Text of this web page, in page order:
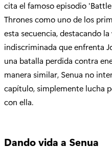
cita el famoso episodio
Thrones como uno de los
esta secuencia, destacando
indiscriminada que enfrenta
una batalla perdida contra
manera similar, Senua no
capítulo, simplemente lucha
con ella.
Dando vida a Senua